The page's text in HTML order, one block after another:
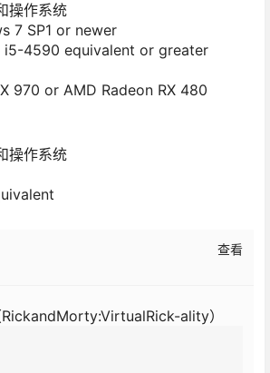
操作系统
7 SP1 or newer
i5-4590 equivalent or greater
970 or AMD Radeon RX 480
操作系统
查看
ality）